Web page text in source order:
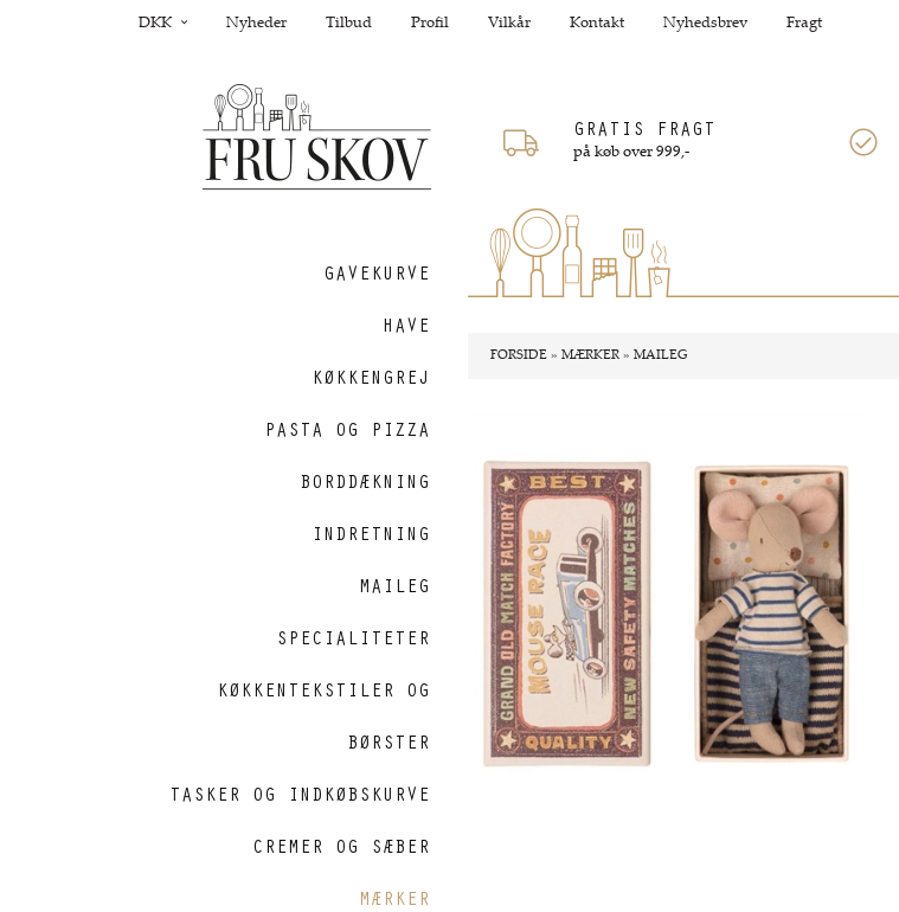
DKK Nyheder Tilbud Profil Vilkår Kontakt Nyhedsbrev Fragt
GRATIS FRAGT
på køb over 999,-
GAVEKURVE
HAVE
KØKKENGREJ
PASTA OG PIZZA
BORDDÆKNING
INDRETNING
MAILEG
SPECIALITETER
KØKKENTEKSTILER OG
BØRSTER
TASKER OG INDKØBSKURVE
CREMER OG SÆBER
MÆRKER
FORSIDE» MÆRKER» MAILEG